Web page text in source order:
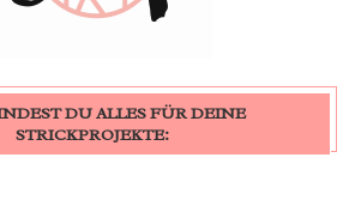
DU ALLES FÜR DEINE
STRICKPROJEKTE: